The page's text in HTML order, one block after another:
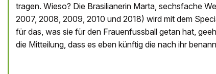
tragen. Wieso? Die Brasilianerin Marta, sechsfache
2007, 2008, 2009, 2010 und 2018) wird mit dem
für das, was sie für den Frauenfussball getan hat,
die Mitteilung, dass es eben künftig die nach ihr